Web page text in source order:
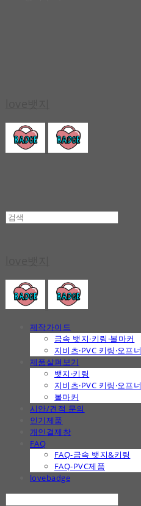
제작가이드
금속 뱃지·키링·볼마커
지비츠·PVC 키링·오프너
제품살펴보기
뱃지·키링
지비츠·PVC 키링·오프너
볼마커
시안/견적 문의
인기제품
개인결제창
FAQ
FAQ-금속 뱃지&키링
FAQ-PVC제품
lovebadge